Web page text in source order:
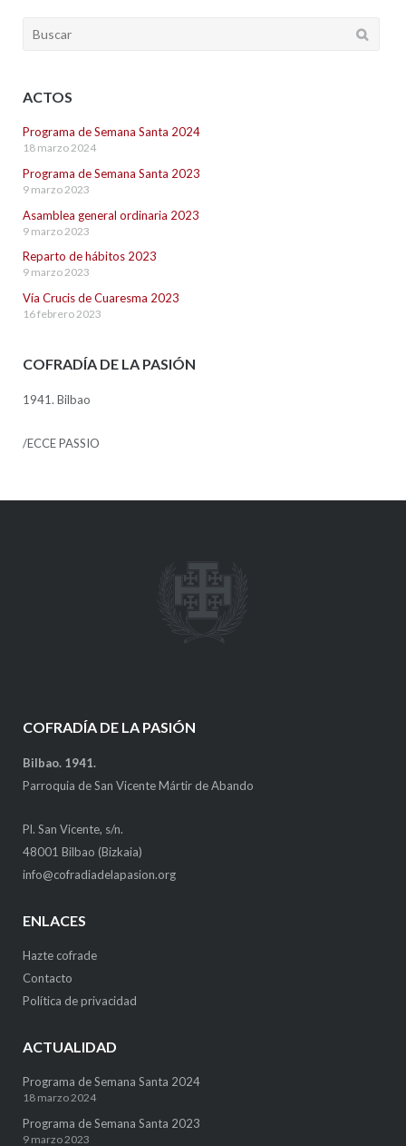
Buscar:
ACTOS
Programa de Semana Santa 2024
18 marzo 2024
Programa de Semana Santa 2023
9 marzo 2023
Asamblea general ordinaria 2023
9 marzo 2023
Reparto de hábitos 2023
9 marzo 2023
Vía Crucis de Cuaresma 2023
16 febrero 2023
COFRADÍA DE LA PASIÓN
1941. Bilbao
/ECCE PASSIO
COFRADÍA DE LA PASIÓN
Bilbao. 1941.
Parroquia de San Vicente Mártir de Abando
Pl. San Vicente, s/n.
48001 Bilbao (Bizkaia)
info@cofradiadelapasion.org
ENLACES
Hazte cofrade
Contacto
Política de privacidad
ACTUALIDAD
Programa de Semana Santa 2024
18 marzo 2024
Programa de Semana Santa 2023
9 marzo 2023